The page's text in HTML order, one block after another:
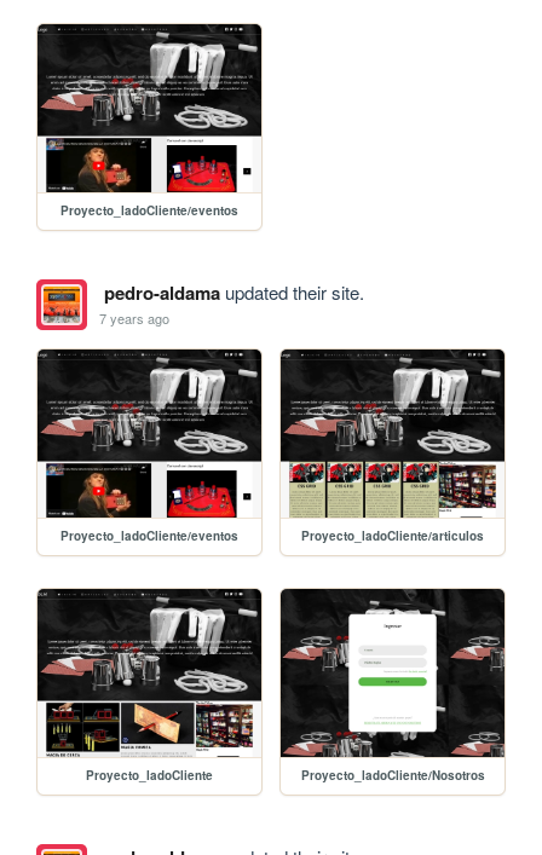
Proyecto_ladoCliente/eventos
pedro-aldamaupdated their site.
7 years ago
Proyecto_ladoCliente/eventos Proyecto_ladoCliente/articulos
Proyecto_ladoCliente Proyecto_ladoCliente/Nosotros